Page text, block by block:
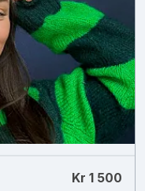
Kr 1 500